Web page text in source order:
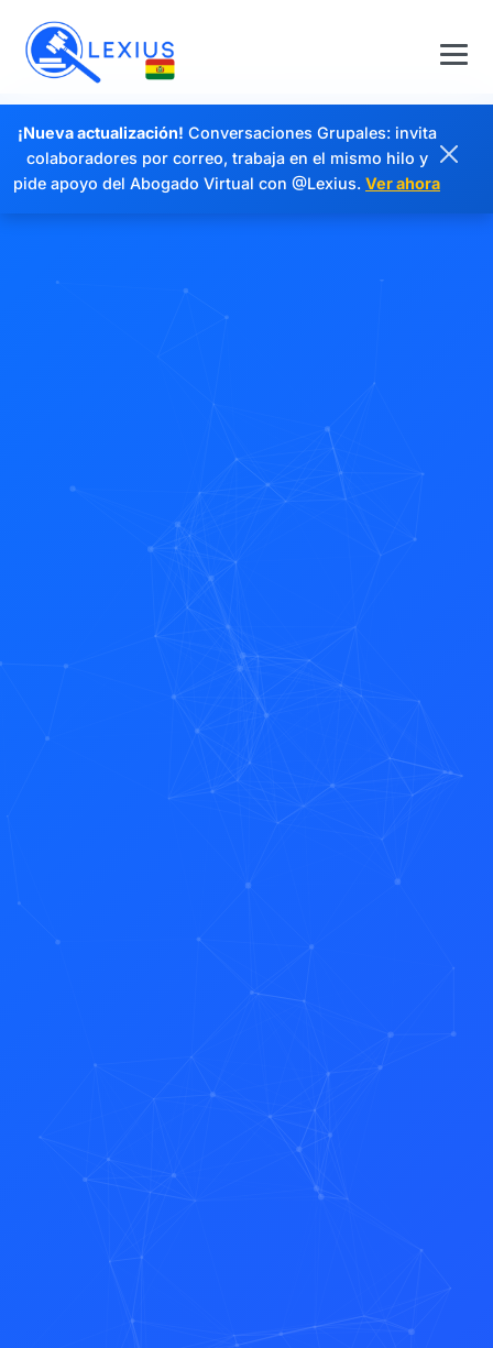
¡Nueva actualización! Conversaciones Grupales: invita
colaboradores por correo, trabaja en el mismo hilo y
pide apoyo del Abogado Virtual con @Lexius. Ver ahora